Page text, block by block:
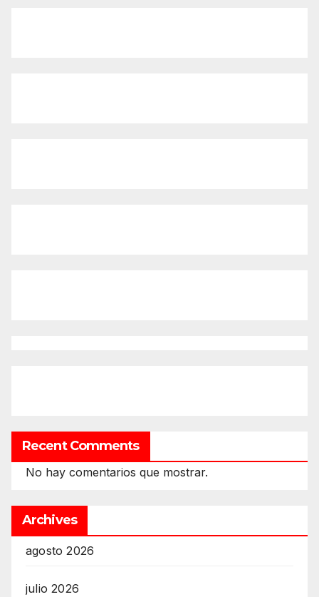
Recent Comments
No hay comentarios que mostrar.
Archives
agosto 2026
julio 2026